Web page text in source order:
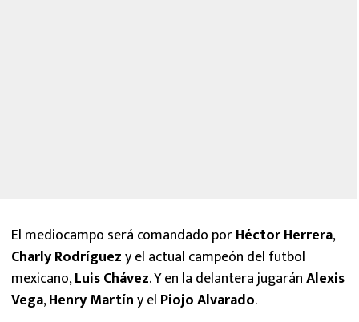
El mediocampo será comandado porHéctorHerrera,
Charly Rodríguezy el actual campeón del futbol
mexicano,Luis Chávez. Y en la delantera jugaránAlexis
Vega,Henry Martíny el Piojo Alvarado.